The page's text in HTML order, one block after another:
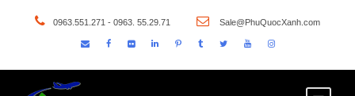
0963.551.271 - 0963. 55.29.71 Sale@PhuQuocXanh.com